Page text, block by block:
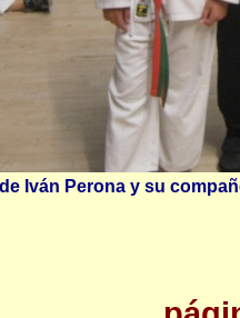
Iván Perona y su